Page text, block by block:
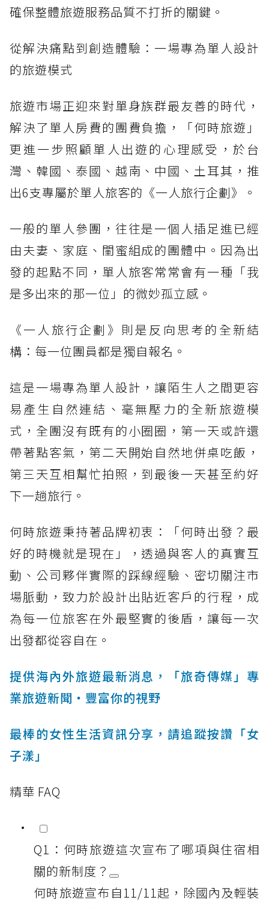
確保整體旅遊服務品質不打折的關鍵。
從解決痛點到創造體驗：一場專為單人設計
的旅遊模式
旅遊市場正迎來對單身族群最友善的時代，
解決了單人房費的團費負擔，「何時旅遊」
更進一步照顧單人出遊的心理感受，於台
灣、韓國、泰國、越南、中國、土耳其，推
出6支專屬於單人旅客的《一人旅行企劃》。
一般的單人參團，往往是一個人插足進已經
由夫妻、家庭、閨蜜組成的團體中。因為出
發的起點不同，單人旅客常常會有一種「我
是多出來的那一位」的微妙孤立感。
《一人旅行企劃》則是反向思考的全新結
構：每一位團員都是獨自報名。
這是一場專為單人設計，讓陌生人之間更容
易產生自然連結、毫無壓力的全新旅遊模
式，全團沒有既有的小圈圈，第一天或許還
帶著點客氣，第二天開始自然地併桌吃飯，
第三天互相幫忙拍照，到最後一天甚至約好
下一趟旅行。
何時旅遊秉持著品牌初衷：「何時出發？最
好的時機就是現在」，透過與客人的真實互
動、公司夥伴實際的踩線經驗、密切關注市
場脈動，致力於設計出貼近客戶的行程，成
為每一位旅客在外最堅實的後盾，讓每一次
出發都從容自在。
提供海內外旅遊最新消息，「旅奇傳媒」專
業旅遊新聞‧豐富你的視野
最棒的女性生活資訊分享，請追蹤按讚「女
子漾」
精華 FAQ
Q1：何時旅遊這次宣布了哪項與住宿相
關的新制度？
何時旅遊宣布自11/11起，除國內及輕裝